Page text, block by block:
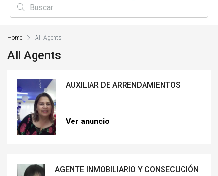
Home All Agents
All Agents
AUXILIAR DE ARRENDAMIENTOS
Ver anuncio
AGENTE INMOBILIARIO Y CONSECUCIÓN